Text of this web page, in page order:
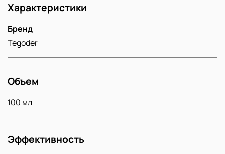
Характеристики
Бренд
Tegoder
Объем
100 мл
Эффективность